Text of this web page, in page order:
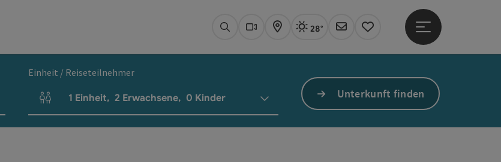
SuchenWebcams
KarteAktuelles Wetter Linz, sonnig
28°
Newsletter
Merkzettel
Hauptmenü öffnen
Einheit / Reiseteilnehmer
Einheitenanzahl und Personenfelder
1 Einheit, 2 Erwachsene, 0 Kinder Unterkunft finden